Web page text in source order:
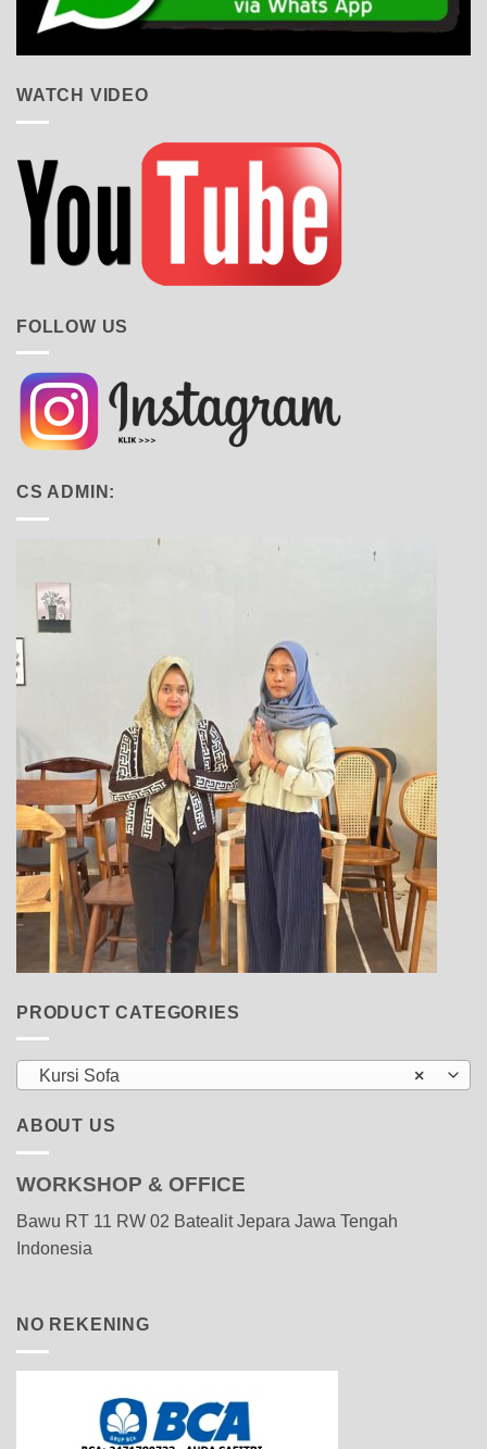
WATCH VIDEO
FOLLOW US
CS ADMIN:
PRODUCT CATEGORIES
×
Kursi Sofa
ABOUT US
WORKSHOP & OFFICE
Bawu RT 11 RW 02 Batealit Jepara Jawa Tengah
Indonesia
NO REKENING